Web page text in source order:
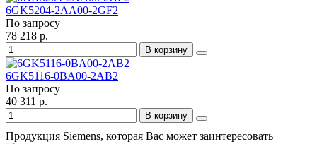
6GK5204-2AA00-2GF2
По запросу
78 218 р.
В корзину
6GK5116-0BA00-2AB2
По запросу
40 311 р.
В корзину
Продукция Siemens, которая Вас может заинтересовать